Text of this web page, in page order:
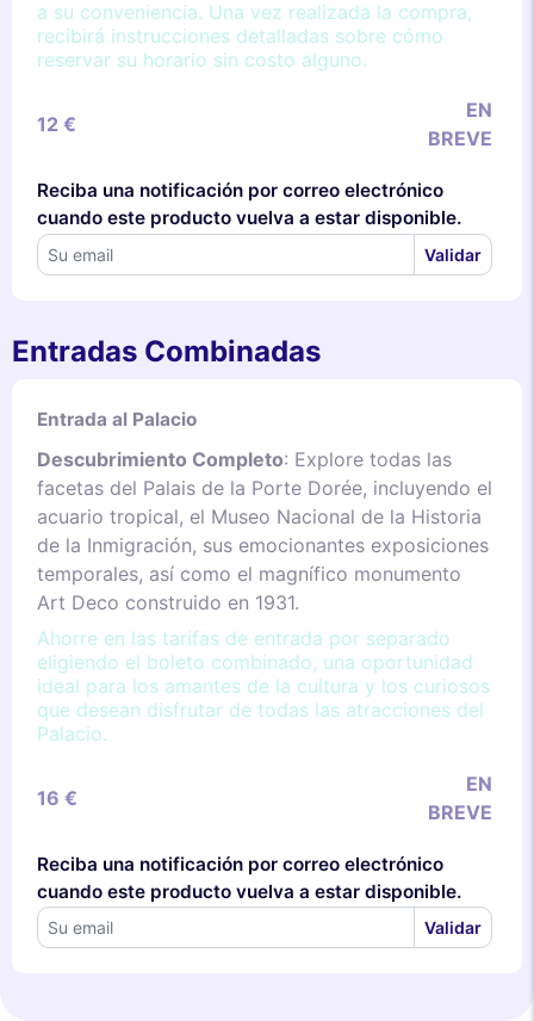
a su conveniencia. Una vez realizada la compra,
recibirá instrucciones detalladas sobre cómo
reservar su horario sin costo alguno.
12 €
EN
BREVE
Reciba una notificación por correo electrónico
cuando este producto vuelva a estar disponible.
Validar
Entradas Combinadas
Entrada al Palacio
Descubrimiento Completo: Explore todas las
facetas del Palais de la Porte Dorée, incluyendo el
acuario tropical, el Museo Nacional de la Historia
de la Inmigración, sus emocionantes exposiciones
temporales, así como el magnífico monumento
Art Deco construido en 1931.
Ahorre en las tarifas de entrada por separado
eligiendo el boleto combinado, una oportunidad
ideal para los amantes de la cultura y los curiosos
que desean disfrutar de todas las atracciones del
Palacio.
16 €
EN
BREVE
Reciba una notificación por correo electrónico
cuando este producto vuelva a estar disponible.
Validar